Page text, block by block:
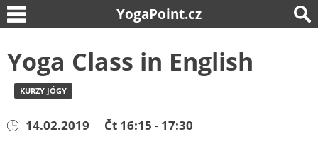
YogaPoint.cz
Yoga Class in English
KURZY JÓGY
14.02.2019 Čt 16:15 - 17:30